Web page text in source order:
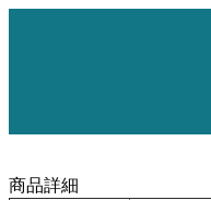
商品詳細